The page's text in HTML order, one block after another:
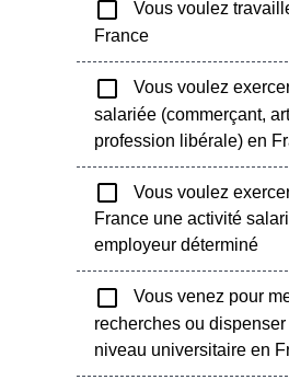
check_box_outline_blank
Vous voulez
France
check_box_outline_blank
Vous voulez
salariée (commerçant,
profession libérale) en
check_box_outline_blank
Vous voulez
France une activité
employeur déterminé
check_box_outline_blank
Vous venez pour
recherches ou
niveau universitaire en